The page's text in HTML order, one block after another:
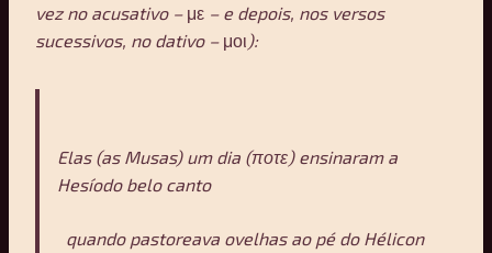
vez no acusativo – με – e depois, nos versos
sucessivos, no dativo – μοι ):
Elas (as Musas) um dia (ποτε) ensinaram a
Hesíodo belo canto
quando pastoreava ovelhas ao pé do Hélicon